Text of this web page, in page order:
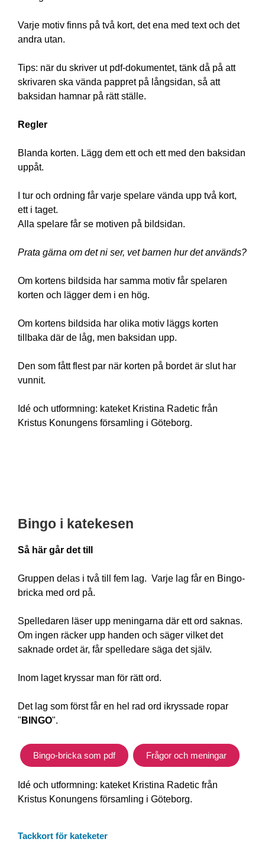
Varje motiv finns på två kort, det ena med text och det
andra utan.
Tips: när du skriver ut pdf-dokumentet, tänk då på att
skrivaren ska vända pappret på långsidan, så att
baksidan hamnar på rätt ställe.
Regler
Blanda korten. Lägg dem ett och ett med den baksidan
uppåt.
I tur och ordning får varje spelare vända upp två kort,
ett i taget.
Alla spelare får se motiven på bildsidan.
Prata gärna om det ni ser, vet barnen hur det används?
Om kortens bildsida har samma motiv får spelaren
korten och lägger dem i en hög.
Om kortens bildsida har olika motiv läggs korten
tillbaka där de låg, men baksidan upp.
Den som fått flest par när korten på bordet är slut har
vunnit.
Idé och utformning: kateket Kristina Radetic från
Kristus Konungens församling i Göteborg.
Bingo i katekesen
Så här går det till
Gruppen delas i två till fem lag. Varje lag får en Bingo-
bricka med ord på.
Spelledaren läser upp meningarna där ett ord saknas.
Om ingen räcker upp handen och säger vilket det
saknade ordet är, får spelledare säga det själv.
Inom laget kryssar man för rätt ord.
Det lag som först får en hel rad ord ikryssade ropar
" BINGO".
Bingo-bricka som pdf Frågor och meningar
Idé och utformning: kateket Kristina Radetic från
Kristus Konungens församling i Göteborg.
Tackkort för kateketer